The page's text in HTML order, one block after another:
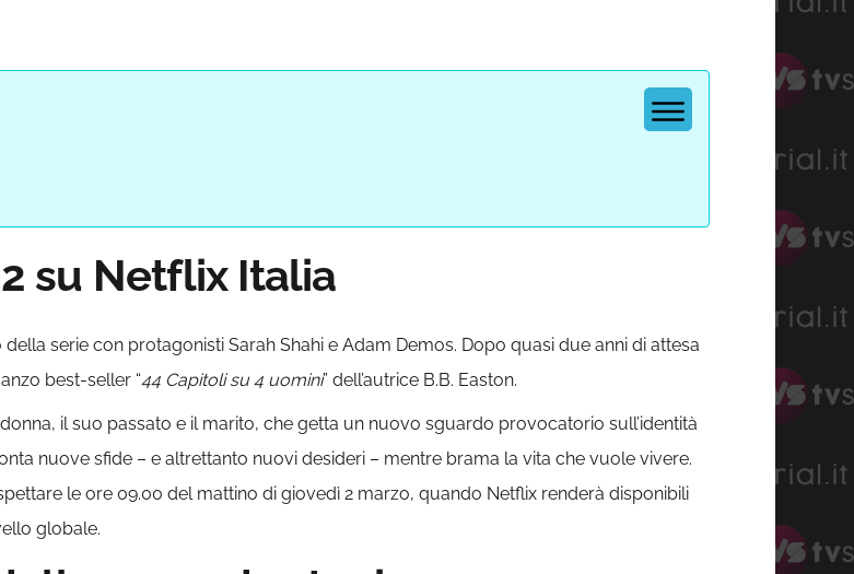
su Netflix Italia
serie con protagonisti Sarah Shahi e Adam Demos. Dopo quasi due anni di attesa
best-seller “44 Capitoli su 4 uomini” dell’autrice B.B. Easton.
il suo passato e il marito, che getta un nuovo sguardo provocatorio sull’identità
nuove sfide – e altrettanto nuovi desideri – mentre brama la vita che vuole vivere.
le ore 09.00 del mattino di giovedì 2 marzo, quando Netflix renderà disponibili
globale.